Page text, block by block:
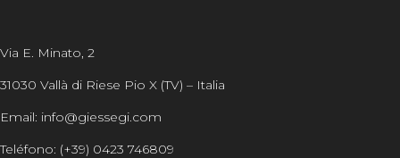
Via E. Minato, 2
31030 Vallà di Riese Pio X (TV) – Italia
Email: info@giessegi.com
Teléfono: (+39) 0423 746809